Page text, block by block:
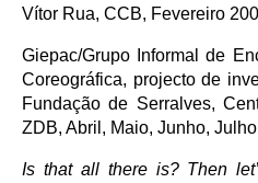
Vítor Rua, CCB, Fevereiro
Giepac/Grupo Informal de
Coreográfica, projecto de
Fundação de Serralves,
ZDB, Abril, Maio, Junho,
Is that all there is? Then